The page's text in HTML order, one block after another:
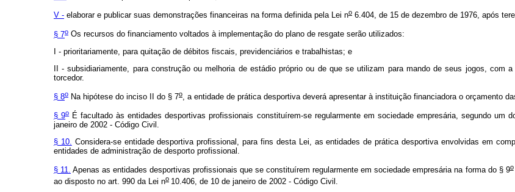
V - elaborar e publicar suas demonstrações financeiras na forma definida pela Lei no 6.404, de 15 de dezembro de 1976, após
§ 7o Os recursos do financiamento voltados à implementação do plano de resgate serão utilizados:
I - prioritariamente, para quitação de débitos fiscais, previdenciários e trabalhistas; e
II - subsidiariamente, para construção ou melhoria de estádio próprio ou de que se utilizam para mando de seus jogos, com
torcedor.
§ 8o Na hipótese do inciso II do § 7o, a entidade de prática desportiva deverá apresentar à instituição financiadora o orçamento
§ 9oÉ facultado às entidades desportivas profissionais constituírem-se regularmente em sociedade empresária, segundo um
janeiro de 2002 - Código Civil.
§ 10. Considera-se entidade desportiva profissional, para fins desta Lei, as entidades de prática desportiva envolvidas em
entidades de administração de desporto profissional.
§ 11. Apenas as entidades desportivas profissionais que se constituírem regularmente em sociedade empresária na forma do § 9o
ao disposto no art. 990 da Lei no 10.406, de 10 de janeiro de 2002 - Código Civil.